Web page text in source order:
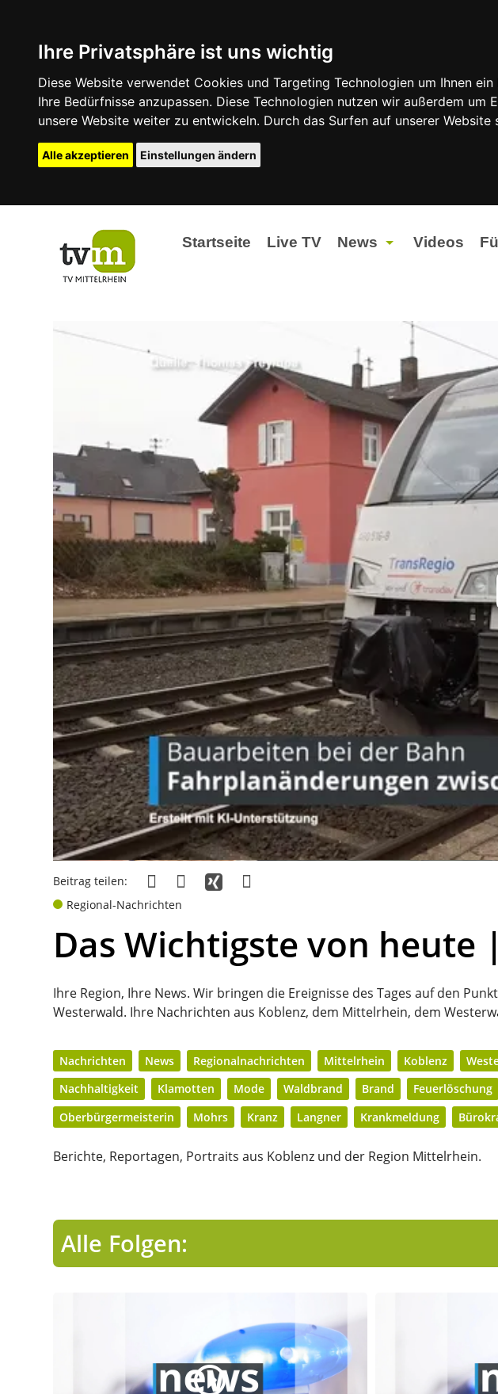
Ihre Privatsphäre ist uns wichtig
Diese Website verwendet Cookies und Targeting Technologien um Ihnen
Ihre Bedürfnisse anzupassen. Diese Technologien nutzen wir außerdem
unsere Website weiter zu entwickeln. Durch das Surfen auf unserer
Alle akzeptieren Einstellungen ändern
Startseite Live TV News
Landtagswahlen 2026
Lokales
Partner Content
Sport
Videos
Beitrag teilen:
Regional-Nachrichten
Das Wichtigste von heute
Ihre Region, Ihre News. Wir bringen die Ereignisse des Tages auf den
Westerwald. Ihre Nachrichten aus Koblenz, dem Mittelrhein, dem
Nachrichten News Regionalnachrichten Mittelrhein Koblenz
Nachhaltigkeit
Klamotten Mode Waldbrand Brand Feuerlöschung
Oberbürgermeisterin
Mohrs Kranz Langner Krankmeldung
Berichte, Reportagen, Portraits aus Koblenz und der Region Mittelrhein.
Alle Folgen: